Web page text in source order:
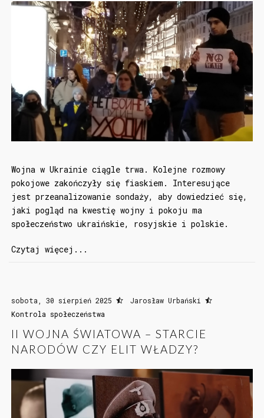
Wojna w Ukrainie ciągle trwa. Kolejne rozmowy
pokojowe zakończyły się fiaskiem. Interesujące
jest przeanalizowanie sondaży, aby dowiedzieć się,
jaki pogląd na kwestię wojny i pokoju ma
społeczeństwo ukraińskie, rosyjskie i polskie.
Czytaj więcej...
sobota, 30 sierpień 2025
Jarosław Urbański
Kontrola społeczeństwa
II WOJNA ŚWIATOWA – STARCIE
NARODÓW CZY ELIT WŁADZY?